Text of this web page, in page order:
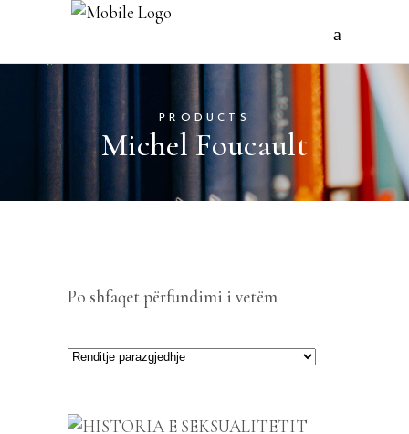
PRODUCTS
Michel Foucault
Po shfaqet përfundimi i vetëm